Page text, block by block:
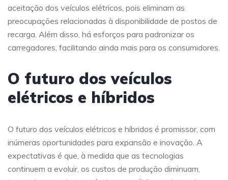
aceitação dos veículos elétricos, pois eliminam as
preocupações relacionadas à disponibilidade de postos de
recarga. Além disso, há esforços para padronizar os
carregadores, facilitando ainda mais para os consumidores.
O futuro dos veículos
elétricos e híbridos
O futuro dos veículos elétricos e híbridos é promissor, com
inúmeras oportunidades para expansão e inovação. A
expectativas é que, à medida que as tecnologias
continuem a evoluir, os custos de produção diminuam,